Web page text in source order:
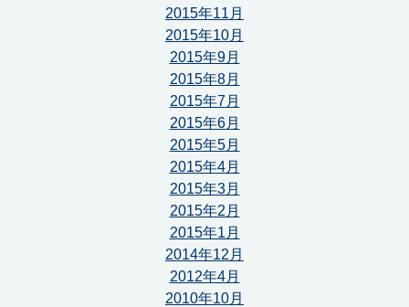
2015年11月
2015年10月
2015年9月
2015年8月
2015年7月
2015年6月
2015年5月
2015年4月
2015年3月
2015年2月
2015年1月
2014年12月
2012年4月
2010年10月